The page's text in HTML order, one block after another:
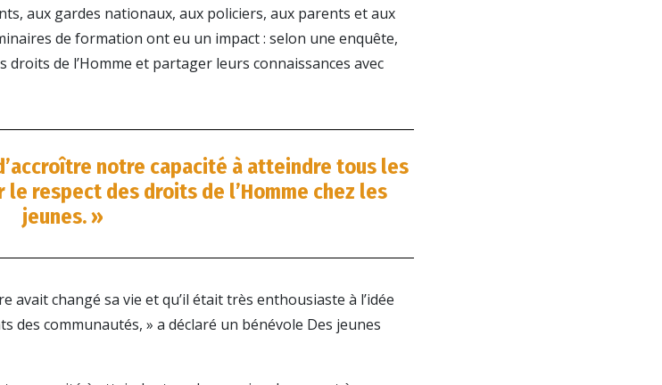
aux gardes nationaux, aux policiers, aux parents et aux
de formation ont eu un impact : selon une enquête,
de l’Homme et partager leurs connaissances avec
notre capacité à atteindre tous les
respect des droits de l’Homme chez les
jeunes. »
avait changé sa vie et qu’il était très enthousiaste à l’idée
des communautés, » a déclaré un bénévole Des jeunes